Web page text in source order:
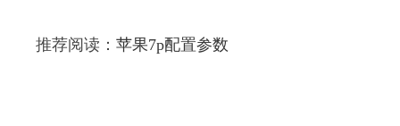
推荐阅读：苹果7p配置参数